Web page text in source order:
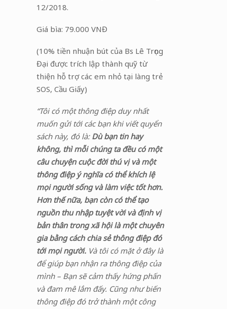
12/2018.
Giá bìa: 79.000 VNĐ
(10% tiền nhuận bút của Bs Lê Trọng
Đại được trích lập thành quỹ từ
thiện hỗ trợ các em nhỏ tại làng trẻ
SOS, Cầu Giấy)
“Tôi có một thông điệp duy nhất
muốn gửi tới các bạn khi viết quyển
sách này, đó là: Dù bạn tin hay
không, thì mỗi chúng ta đều có một
câu chuyện cuộc đời thú vị và một
thông điệp ý nghĩa có thể khích lệ
mọi người sống và làm việc tốt hơn.
Hơn thế nữa, bạn còn có thể tạo
nguồn thu nhập tuyệt vời và định vị
bản thân trong xã hội là một chuyên
gia bằng cách chia sẻ thông điệp đó
tới mọi người.Và tôi có mặt ở đây là
để giúp bạn nhận ra thông điệp của
mình – Bạn sẽ cảm thấy hứng phấn
và đam mê lắm đấy. Cũng như biến
thông điệp đó trở thành một công